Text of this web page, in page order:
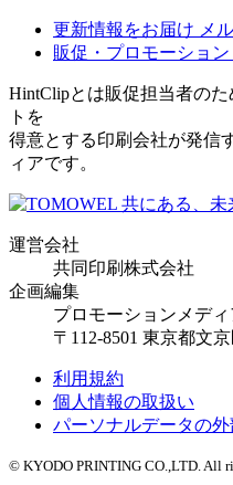
更新情報をお届け メ
販促・プロモーション
HintClipとは販促担当者の
トを
得意とする印刷会社が発信
ィアです。
運営会社
共同印刷株式会社
企画編集
プロモーションメデ
〒112-8501 東京都文
利用規約
個人情報の取扱い
パーソナルデータの
© KYODO PRINTING CO.,LTD. All